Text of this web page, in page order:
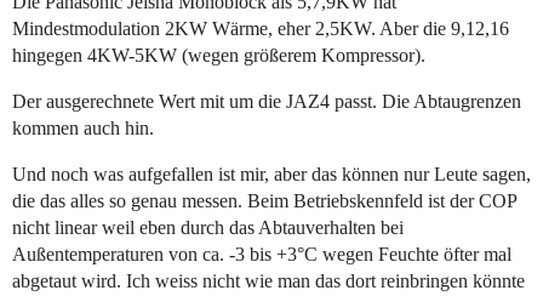
Mindestmodulation 2KW Wärme, eher 2,5KW. Aber die 9,12,16
hingegen 4KW-5KW (wegen größerem Kompressor).
Der ausgerechnete Wert mit um die JAZ4 passt. Die Abtaugrenzen
kommen auch hin.
Und noch was aufgefallen ist mir, aber das können nur Leute sagen,
die das alles so genau messen. Beim Betriebskennfeld ist der COP
nicht linear weil eben durch das Abtauverhalten bei
Außentemperaturen von ca. -3 bis +3°C wegen Feuchte öfter mal
abgetaut wird. Ich weiss nicht wie man das dort reinbringen könnte